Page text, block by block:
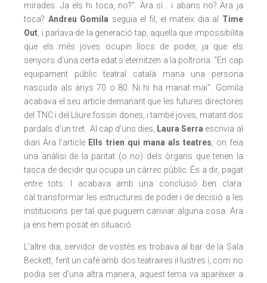
mirades. Ja els hi toca, no?”. Ara sí… i abans no? Ara ja
toca? Andreu Gomila seguia el fil, el mateix dia al Time
Out , i parlava de la generació tap , aquella que impossibilita
que els més joves ocupin llocs de poder, ja que els
senyors d’una certa edat s’eternitzen a la poltrona. “En cap
equipament públic teatral català mana una persona
nascuda als anys 70 o 80. Ni hi ha manat mai”. Gomila
acabava el seu article demanant que les futures directores
del TNC i del Lliure fossin dones, i també joves, matant dos
pardals d’un tret. Al cap d’uns dies,
Laura Serra escrivia al
diariAra l’article Ells trien qui mana als teatres , on feia
una anàlisi de la paritat (o no) dels òrgans que tenen la
tasca de decidir qui ocupa un càrrec públic. És a dir, pagat
entre tots. I acabava amb una conclusió ben clara:
cal transformar les estructures de poder i de decisió a les
institucions per tal que puguem canviar alguna cosa. Ara
ja ens hem posat en situació.
L’altre dia, servidor de vostès es trobava al bar de la Sala
Beckett, fent un cafè amb dos teatraires il·lustres i, com no
podia ser d’una altra manera, aquest tema va aparèixer a